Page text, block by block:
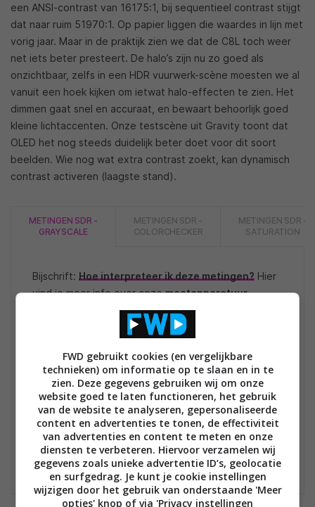
een ANSI-contrast van 16175:1, bij sequentieel contrast stijgt
dat naar ruim 51970:1. Op papier liggen die waardes in lijn met
vorig jaar. Maar in de praktijk zien we dat de C8L toch weer
net iets beter presteert. De halo’s zijn nu zo goed als
onzichtbaar, zelfs in een HDR vuurwerk-scène moesten we al
vanuit een hoek kijken om ietwat halo-effecten te zien. Het
dimmen gaat snel en accuraat, en bewaart behoorlijk goed
kleine lichtaccenten. Onze testscène uit Gravity toont dat
OLED het nog steeds duidelijk beter doet voor dit soort
beelden. Wie nog wat extra contrast zoekt, kan dynamisch
contrast activeren (laagste stand).
METINGEN SDR -
GRAYSCALE
METINGEN SDR -
COLORCHECKER
METINGEN SDR -
SATURATION
Bijschrift: Hoe interpreteer ik deze metingen? Hier
vind je meer info over onzemeetapparatuur.
FWD gebruikt cookies (en vergelijkbare
technieken) om informatie op te slaan en in te
zien. Deze gegevens gebruiken wij om onze
website goed te laten functioneren, het gebruik
van de website te analyseren, gepersonaliseerde
content en advertenties te tonen, de effectiviteit
van advertenties en content te meten en onze
diensten te verbeteren. Hiervoor verzamelen wij
gegevens zoals unieke advertentie ID’s, geolocatie
en surfgedrag. Je kunt je cookie instellingen
wijzigen door het gebruik van onderstaande 'Meer
opties' knop of via 'Privacy instellingen